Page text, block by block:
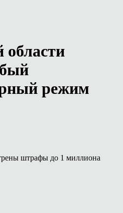
области
режим
штрафы до 1 миллиона